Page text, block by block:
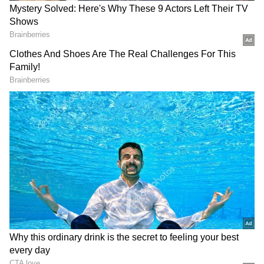
டும்.. டும்.. டும்! நிச்சயம் முடிந்தது!
இவரை இந்த அளவுக்கு கொந்தளிக்க
செய்தது சமீபத்தில் வெளியான வீடியோ
ஒன்று தான். திருப்பூரில்
அனுப்பர்பாளையம் செல்லும் சாலையில்
உள்ள தனியாருக்கு சொந்தமான பனியன்
கம்பெனியில், வேலை பார்க்கும்
தொழிலாளர்கள் நூற்றுக்கும்
மேற்பட்டவர்கள், டீ கடையில் ஏற்பட்ட
பிரச்சனைக்காக தமிழக தொழிலாளர்
ஒருவரை, கட்டை, பெல்ட், போன்றவற்றால்
துரத்தி துரத்தி அடிக்கும் காட்சி சமூக
வலைதளத்தில் வெளியானது.
புதுப்பித்த நிலையில் இருங்கள்.
திரையரங்குப் பின்னணி
ரெட் கார்பெட் தருணங்களை அறிந்து
கொள்ளுங்கள்.